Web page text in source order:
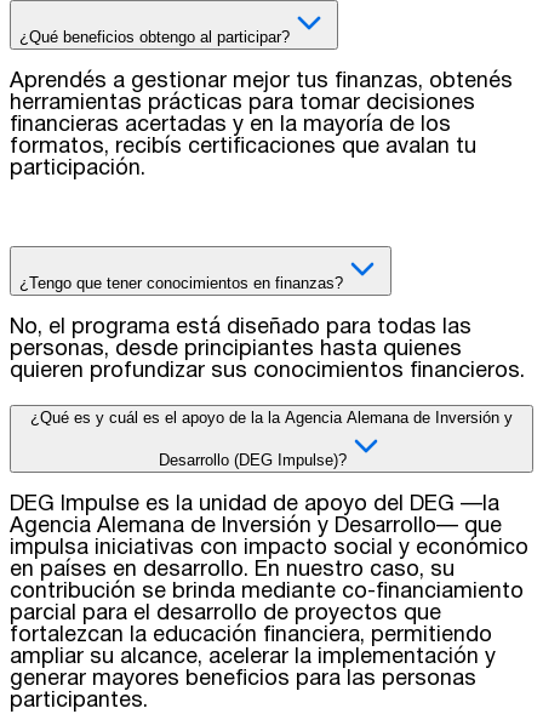
¿Qué beneficios obtengo al participar?
Aprendés a gestionar mejor tus finanzas, obtenés
herramientas prácticas para tomar decisiones
financieras acertadas y en la mayoría de los
formatos, recibís certificaciones que avalan tu
participación.
¿Tengo que tener conocimientos en finanzas?
No, el programa está diseñado para todas las
personas, desde principiantes hasta quienes
quieren profundizar sus conocimientos financieros.
¿Qué es y cuál es el apoyo de la la Agencia Alemana de Inversión y
Desarrollo (DEG Impulse)?
DEG Impulse es la unidad de apoyo del DEG —la
Agencia Alemana de Inversión y Desarrollo— que
impulsa iniciativas con impacto social y económico
en países en desarrollo. En nuestro caso, su
contribución se brinda mediante co-financiamiento
parcial para el desarrollo de proyectos que
fortalezcan la educación financiera, permitiendo
ampliar su alcance, acelerar la implementación y
generar mayores beneficios para las personas
participantes.